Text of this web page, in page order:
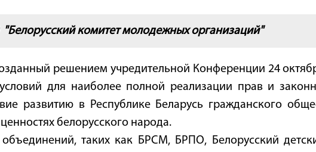
комитет молодежных организаций"
решением учредительной Конференции 24
для наиболее полной реализации прав и
развитию в Республике Беларусь гражданского
белорусского народа.
таких как БРСМ, БРПО, Белорусский